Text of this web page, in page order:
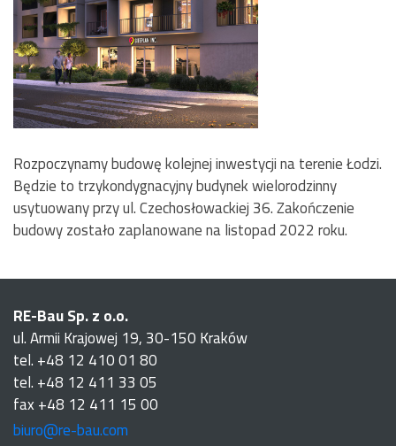
Rozpoczynamy budowę kolejnej inwestycji na terenie Łodzi.
Będzie to trzykondygnacyjny budynek wielorodzinny
usytuowany przy ul. Czechosłowackiej 36. Zakończenie
budowy zostało zaplanowane na listopad 2022 roku.
RE-Bau Sp. z o.o.
ul. Armii Krajowej 19, 30-150 Kraków
tel. +48 12 410 01 80
tel. +48 12 411 33 05
fax +48 12 411 15 00
biuro@re-bau.com